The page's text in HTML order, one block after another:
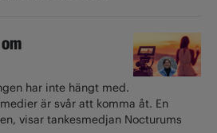
har inte hängt med.
är svår att komma åt. En
visar tankesmedjan Nocturums